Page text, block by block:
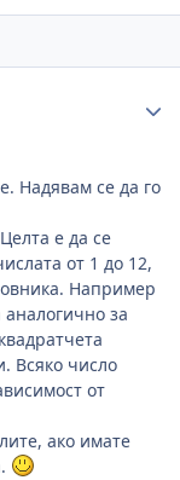
Надявам се да го
е да се
от 1 до 12,
Например
за
Всяко число
от
ако имате